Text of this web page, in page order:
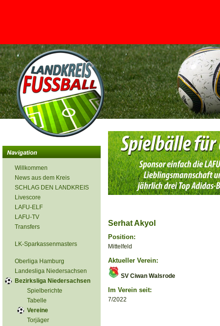
<
Willkommen
News aus dem Kreis
SCHLAG DEN LANDKREIS
Livescore
LAFU-ELF
LAFU-TV
Transfers
LK-Sparkassenmasters
Oberliga Hamburg
Landesliga Niedersachsen
Bezirksliga Niedersachsen
Spielberichte
Tabelle
Vereine
Torjäger
Serhat Akyol
Position:
Mittelfeld
Aktueller Verein:
SV Ciwan Walsrode
Im Verein seit:
7/2022